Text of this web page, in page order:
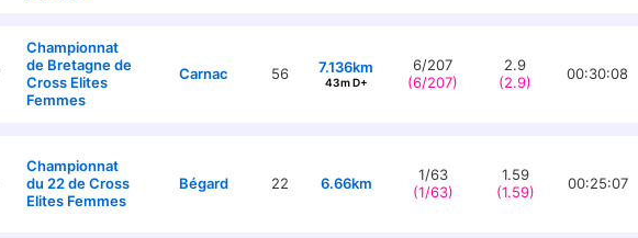
Championnat
de Bretagne de
Cross Elites
Femmes
Carnac 56 7.136km
43m D+
6/207
(6/207)
2.9
(2.9)
00:30:08
Championnat
du 22 de Cross
Elites Femmes
Bégard 22 6.66km
1/63
(1/63)
1.59
(1.59)
00:25:07